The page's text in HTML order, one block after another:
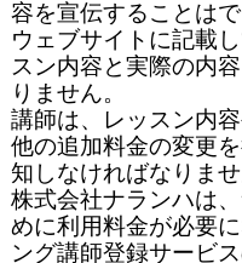
容を宣伝することはで
ウェブサイトに記載
スン内容と実際の内
りません。
講師は、レッスン内
他の追加料金の変更
知しなければなりませ
株式会社ナランハは
めに利用料金が必要
ング講師登録サービ